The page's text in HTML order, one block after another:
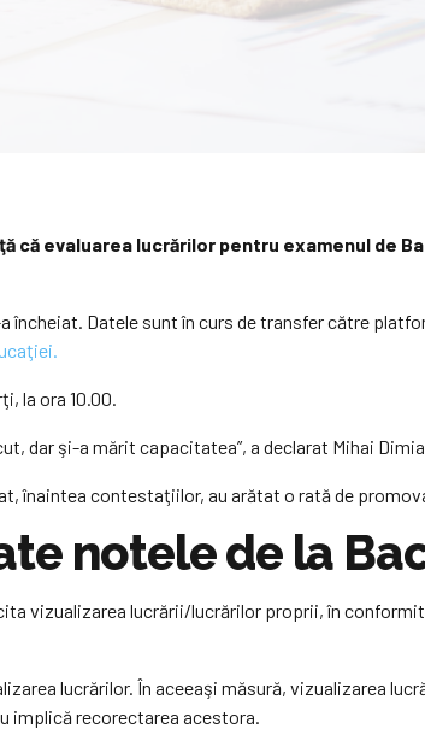
că evaluarea lucrărilor pentru examenul
încheiat. Datele sunt în curs de transfer către
la ora 10.00.
dar şi-a mărit capacitatea”, a declarat Mihai
înaintea contestaţiilor, au arătat o rată de
notele de la
vizualizarea lucrării/lucrărilor proprii, în
lucrărilor. În aceeaşi măsură, vizualizarea
implică recorectarea acestora.